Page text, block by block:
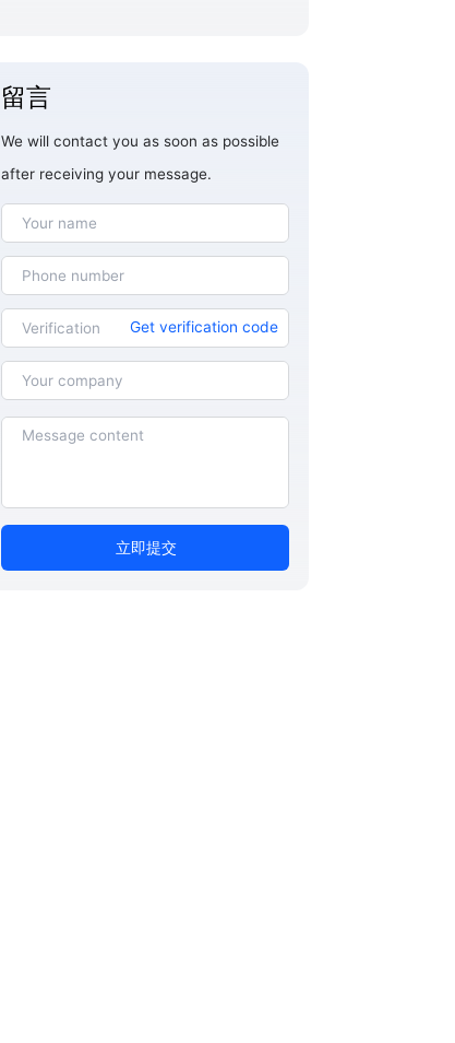
留言
We will contact you as soon as possible
after receiving your message.
Get verification code
立即提交